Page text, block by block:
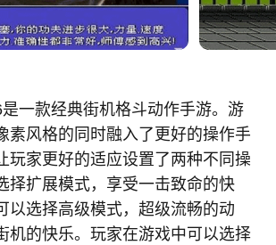
一款经典街机格斗动作手游。游
素风格的同时融入了更好的操作手
玩家更好的适应设置了两种不同操
择扩展模式，享受一击致命的快
以选择高级模式，超级流畅的动
机的快乐。玩家在游戏中可以选择